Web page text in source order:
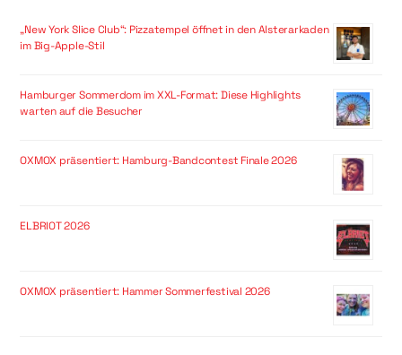
„New York Slice Club“: Pizzatempel öffnet in den Alsterarkaden
im Big-Apple-Stil
Hamburger Sommerdom im XXL-Format: Diese Highlights
warten auf die Besucher
OXMOX präsentiert: Hamburg-Bandcontest Finale 2026
ELBRIOT 2026
OXMOX präsentiert: Hammer Sommerfestival 2026